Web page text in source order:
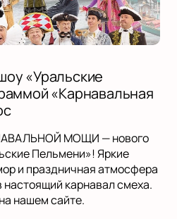
«Уральские
«Карнавальная
МОЩИ — нового
Пельмени»! Яркие
и праздничная атмосфера
настоящий карнавал смеха.
нашем сайте.